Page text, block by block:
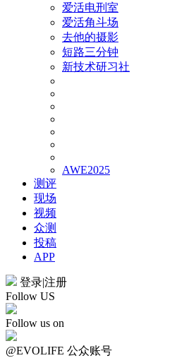
爱活电刑室
爱活角斗场
去他的摄影
短路三分钟
新技术研习社
AWE2025
测评
现场
视频
众测
投稿
APP
登录|注册
Follow US
Follow us on
@EVOLIFE 公众账号